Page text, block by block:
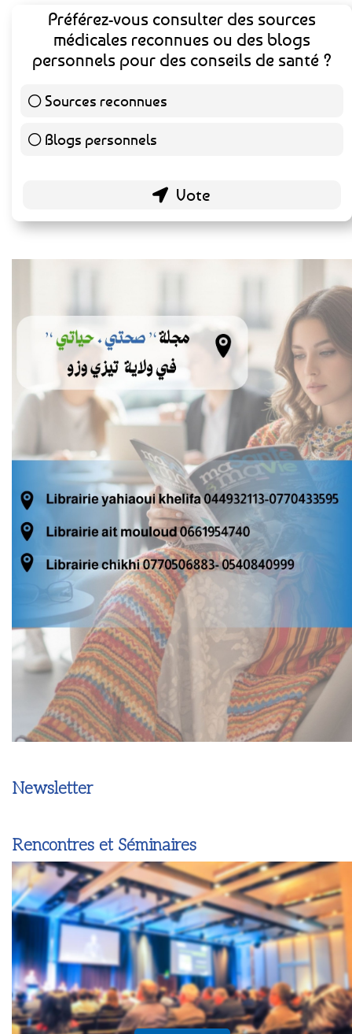
Préférez-vous consulter des sources
médicales reconnues ou des blogs
personnels pour des conseils de santé ?
Sources reconnues
Blogs personnels
Newsletter
Rencontres et Séminaires